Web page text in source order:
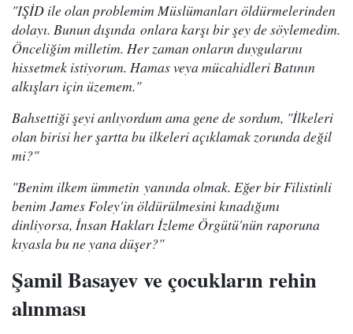
"IŞİD ile olan problemim Müslümanları öldürmelerinden
dolayı. Bunun dışında onlara karşı bir şey de söylemedim.
Önceliğim milletim. Her zaman onların duygularını
hissetmek istiyorum. Hamas veya mücahidleri Batının
alkışları için üzemem."
Bahsettiği şeyi anlıyordum ama gene de sordum, "İlkeleri
olan birisi her şartta bu ilkeleri açıklamak zorunda değil
mi?"
"Benim ilkem ümmetin yanında olmak. Eğer bir Filistinli
benim James Foley'in öldürülmesini kınadığımı
dinliyorsa, İnsan Hakları İzleme Örgütü'nün raporuna
kıyasla bu ne yana düşer?"
Şamil Basayev ve çocukların rehin
alınması